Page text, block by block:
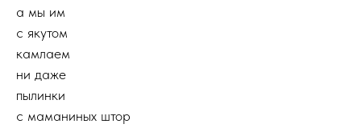
а мы им
с якутом
камлаем
ни даже
пылинки
с маманиных штор